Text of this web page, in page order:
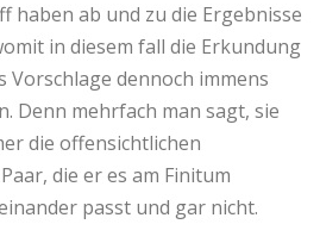
haben ab und zu die Ergebnisse
in diesem fall die Erkundung
Vorschlage dennoch immens
Denn mehrfach man sagt, sie
die offensichtlichen
die er es am Finitum
passt und gar nicht.